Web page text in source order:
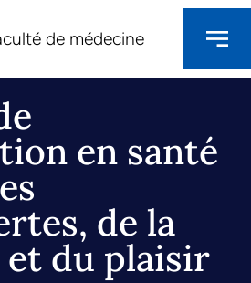
de médecine
en santé
de la
et du plaisir